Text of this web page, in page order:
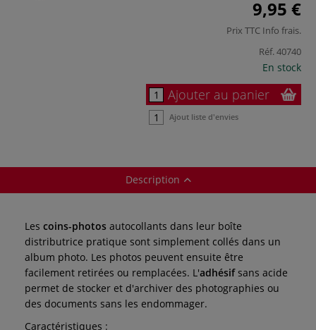
9,95 €
Prix TTC Info frais.
Réf.40740
En stock
Ajouter au panier
Ajout liste d'envies
Description
Les coins-photos autocollants dans leur boîte
distributrice pratique sont simplement collés dans un
album photo. Les photos peuvent ensuite être
facilement retirées ou remplacées. L'adhésif sans acide
permet de stocker et d'archiver des photographies ou
des documents sans les endommager.
Caractéristiques :